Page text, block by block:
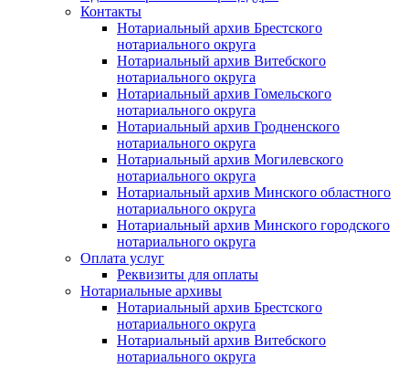
Контакты
Нотариальный архив Брестского
нотариального округа
Нотариальный архив Витебского
нотариального округа
Нотариальный архив Гомельского
нотариального округа
Нотариальный архив Гродненского
нотариального округа
Нотариальный архив Могилевского
нотариального округа
Нотариальный архив Минского областного
нотариального округа
Нотариальный архив Минского городского
нотариального округа
Оплата услуг
Реквизиты для оплаты
Нотариальные архивы
Нотариальный архив Брестского
нотариального округа
Нотариальный архив Витебского
нотариального округа